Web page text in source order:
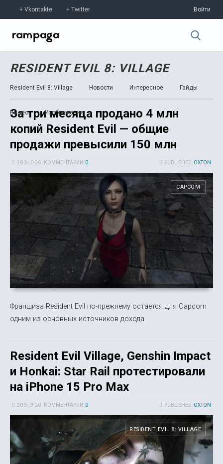
Vkontakte Twitter Войти
RESIDENT EVIL 8: VILLAGE
Resident Evil 8: Village Новости Интересное Гайды
Видео Изображения
За три месяца продано 4 млн
копий Resident Evil — общие
продажи превысили 150 млн
PUBLISHED: OXTON
20 3-, 0-26 КОММЕНТАРИИ: 0
CAPCOM
Франшиза Resident Evil по-прежнему остается для Capcom
одним из основных источников дохода.
Resident Evil Village, Genshin Impact
и Honkai: Star Rail протестировали
на iPhone 15 Pro Max
PUBLISHED: OXTON
20 3-, 9-20 КОММЕНТАРИИ: 0
RESIDENT EVIL 8: VILLAGE